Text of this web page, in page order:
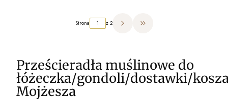
Strona z 2 Przejdź do ostatniej strony z
Prześcieradła muślinowe do
łóżeczka/gondoli/dostawki/
Mojżesza